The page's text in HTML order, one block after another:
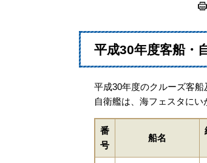
平成30年度客船・
平成30年度のクルーズ客船
自衛艦は、海フェスタにい
番
号
船名